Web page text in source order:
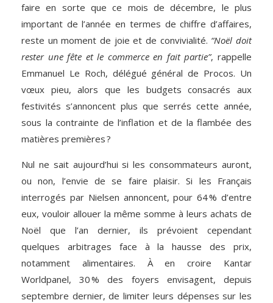
faire en sorte que ce mois de décembre, le plus
important de l’année en termes de chiffre d’affaires,
reste un moment de joie et de convivialité. “Noël doit
rester une fête et le commerce en fait partie”, rappelle
Emmanuel Le Roch, délégué général de Procos. Un
vœux pieu, alors que les budgets consacrés aux
festivités s’annoncent plus que serrés cette année,
sous la contrainte de l’inflation et de la flambée des
matières premières ?
Nul ne sait aujourd’hui si les consommateurs auront,
ou non, l’envie de se faire plaisir. Si les Français
interrogés par Nielsen annoncent, pour 64 % d’entre
eux, vouloir allouer la même somme à leurs achats de
Noël que l’an dernier, ils prévoient cependant
quelques arbitrages face à la hausse des prix,
notamment alimentaires. À en croire Kantar
Worldpanel, 30 % des foyers envisagent, depuis
septembre dernier, de limiter leurs dépenses sur les